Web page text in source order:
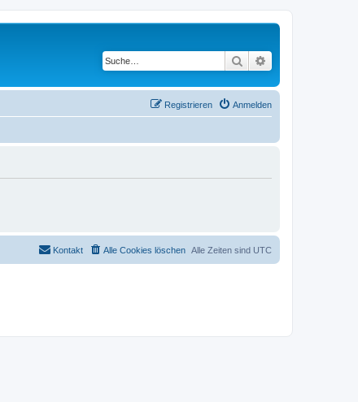
Suche
Anmelden
Registrieren
Alle Zeiten sind UTC
Alle Cookies löschen
Kontakt